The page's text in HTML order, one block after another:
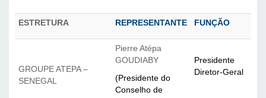
ESTRETURA REPRESENTANTE FUNÇÃO
GROUPE ATEPA –
SENEGAL
Pierre Atépa
GOUDIABY
(Presidente do
Conselho de
Presidente
Diretor-Geral